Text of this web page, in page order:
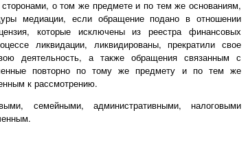
о том же предмете и по тем же основаниям,
медиации, если обращение подано в отношении
которые исключены из реестра финансовых
ликвидации, ликвидированы, прекратили свое
деятельность, а также обращения связанным с
повторно по тому же предмету и по тем же
к рассмотрению.
семейными, административными, налоговыми